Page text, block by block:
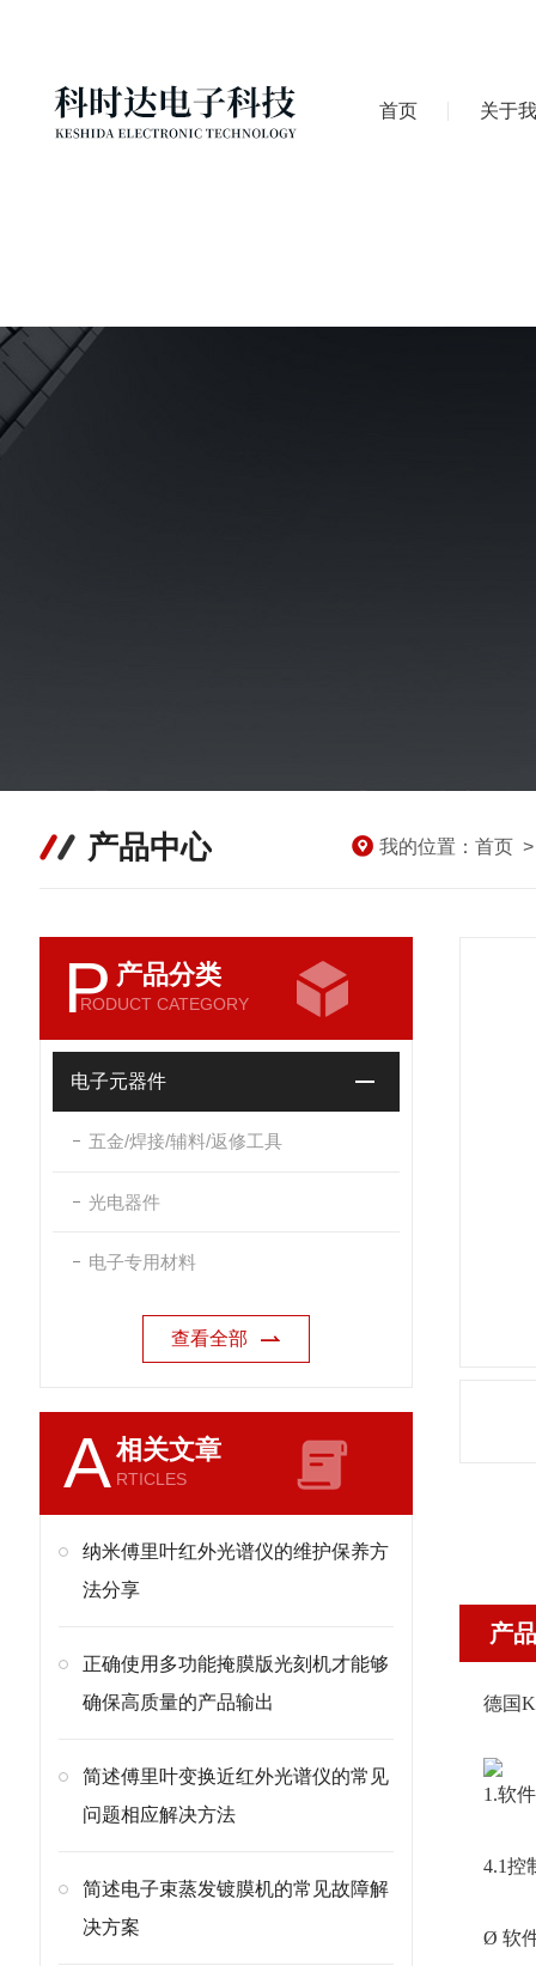
首页 关于
产品中心 我的位置： 首页
P 产品分类
RODUCT CATEGORY
电子元器件
五金/焊接/辅料/返修工具
光电器件
电子专用材料
查看全部
A相关文章
RTICLES
纳米傅里叶红外光谱仪的维护保养方
法分享
正确使用多功能掩膜版光刻机才能够
确保高质量的产品输出
简述傅里叶变换近红外光谱仪的常见
问题相应解决方法
简述电子束蒸发镀膜机的常见故障解
决方案
产
德国
1.软件
4.1控
Ø 软